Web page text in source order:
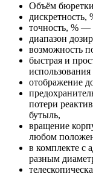
Объём
точность, % —
диапазон
возможность
быстрая и
отображение
потери
бутыль,
вращение
любом
в комплекте с
разным